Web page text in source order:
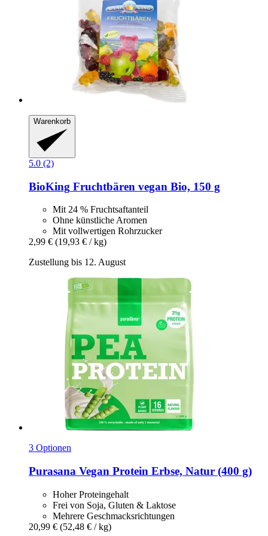
Warenkorb
5.0 (2)
BioKing Fruchtbären vegan Bio, 150 g
Mit 24 % Fruchtsaftanteil
Ohne künstliche Aromen
Mit vollwertigen Rohrzucker
2,99 € (19,93 € / kg)
Zustellung bis 12. August
3 Optionen
Purasana Vegan Protein Erbse, Natur (400 g)
Hoher Proteingehalt
Frei von Soja, Gluten & Laktose
Mehrere Geschmacksrichtungen
20,99 € (52,48 € / kg)